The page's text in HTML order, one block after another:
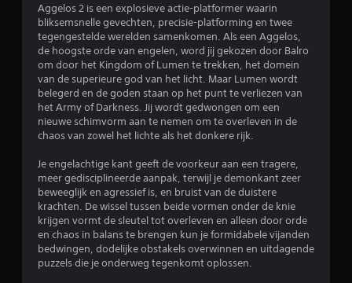
Aggelos 2 is een explosieve actie-platformer waarin
bliksemsnelle gevechten, precisie-platforming en twee
tegengestelde werelden samenkomen. Als een Aggelos,
de hoogste orde van engelen, word jij gekozen door Balro
om door het Kingdom of Lumen te trekken, het domein
van de superieure god van het licht. Maar Lumen wordt
belegerd en de goden staan op het punt te verliezen van
het Army of Darkness. Jij wordt gedwongen om een
nieuwe schimvorm aan te nemen om te overleven in de
chaos van zowel het lichte als het donkere rijk.
Je engelachtige kant geeft de voorkeur aan een tragere,
meer gedisciplineerde aanpak, terwijl je demonkant zeer
beweeglijk en agressief is, en bruist van de duistere
krachten. De wissel tussen beide vormen onder de knie
krijgen vormt de sleutel tot overleven en alleen door orde
en chaos in balans te brengen kun je formidabele vijanden
bedwingen, dodelijke obstakels overwinnen en uitdagende
puzzels die je onderweg tegenkomt oplossen.